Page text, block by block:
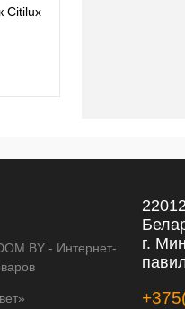
Citilux
- Интернет-
г.